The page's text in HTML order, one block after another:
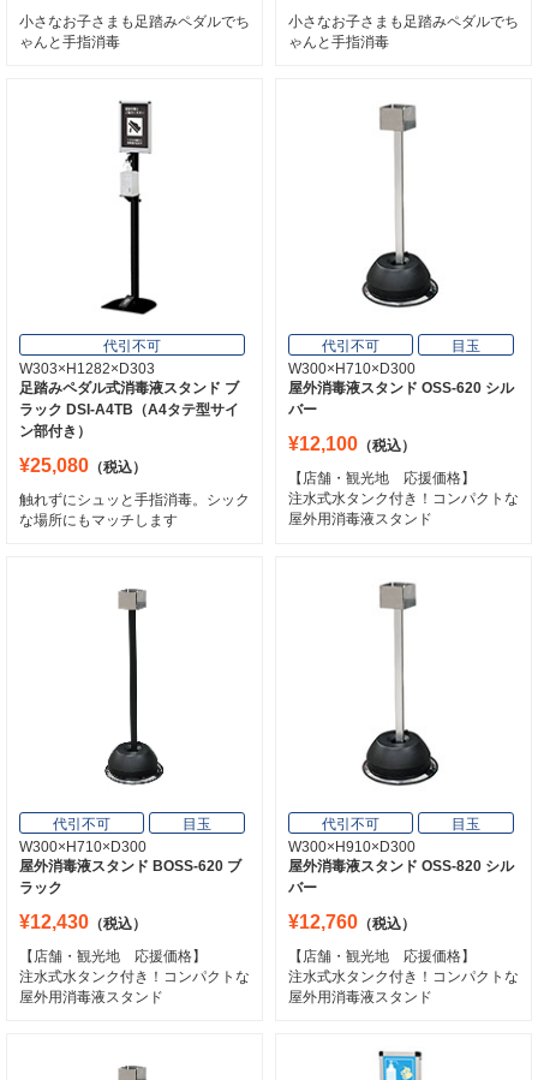
小さなお子さまも足踏みペダルでち
ゃんと手指消毒
小さなお子さまも足踏みペダルでち
ゃんと手指消毒
代引不可
W303×H1282×D303
足踏みペダル式消毒液スタンド ブ
ラック DSI-A4TB（A4タテ型サイ
ン部付き）
¥25,080 （税込）
触れずにシュッと手指消毒。シック
な場所にもマッチします
代引不可
目玉
W300×H710×D300
屋外消毒液スタンド OSS-620 シル
バー
¥12,100 （税込）
【店舗・観光地 応援価格】
注水式水タンク付き！コンパクトな
屋外用消毒液スタンド
代引不可
目玉
W300×H710×D300
屋外消毒液スタンド BOSS-620 ブ
ラック
¥12,430 （税込）
【店舗・観光地 応援価格】
注水式水タンク付き！コンパクトな
屋外用消毒液スタンド
代引不可
目玉
W300×H910×D300
屋外消毒液スタンド OSS-820 シル
バー
¥12,760 （税込）
【店舗・観光地 応援価格】
注水式水タンク付き！コンパクトな
屋外用消毒液スタンド